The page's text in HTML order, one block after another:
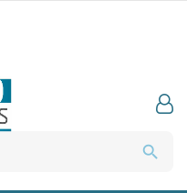
search